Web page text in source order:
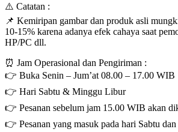
⚠️ Catatan :
📌 Kemiripan gambar dan produk asli
10-15% karena adanya efek cahaya saat
HP/PC dll.
⏰ Jam Operasional dan Pengiriman :
👉 Buka Senin – Jum’at 08.00 – 17.00 WIB
👉 Hari Sabtu & Minggu Libur
👉 Pesanan sebelum jam 15.00 WIB akan
👉 Pesanan yang masuk pada hari Sabtu